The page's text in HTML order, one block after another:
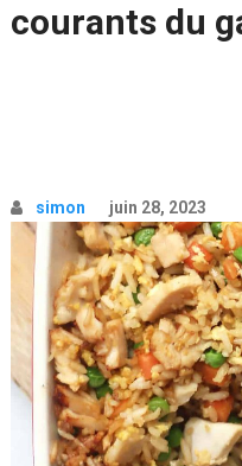
courants du
simon juin 28, 2023